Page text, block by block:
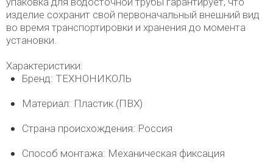
изделие сохранит свой первоначальный внешний вид
во время транспортировки и хранения до момента
установки.
Характеристики:
Бренд: ТЕХНОНИКОЛЬ
Материал: Пластик (ПВХ)
Страна происхождения: Россия
Способ монтажа: Механическая фиксация